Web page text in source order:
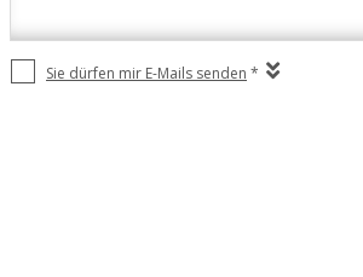
Sie dürfen mir E-Mails senden *